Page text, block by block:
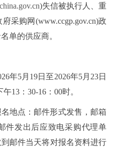
)失信被执行人、重
采购网(www.ccgp.gov.cn)政
单的供应商。
年5月19日至2026年5月23日
13：30-16：00时。
地点：邮件形式发售，邮箱
件发出后应致电采购代理单
邮件当天将对报名资料进行